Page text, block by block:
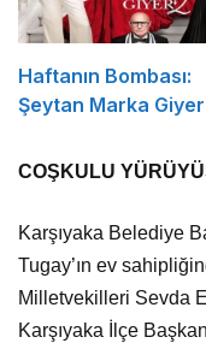
Haftanın Bombası:
Şeytan Marka
COŞKULU
Karşıyaka Belediye
Tugay’ın ev
Milletvekilleri Sevda
Karşıyaka İlçe